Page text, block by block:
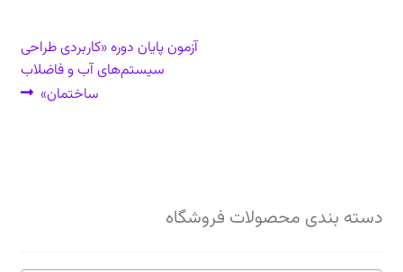
نوشتهٔ
آزمون پایان دوره «کاربردی طراحی
سیستم‌های آب و فاضلاب
ساختمان»
دسته بندی محصولات فروشگاه